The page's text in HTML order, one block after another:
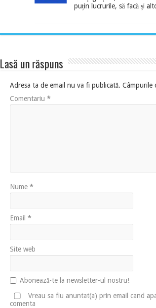
puțin lucrurile, să facă și
Lasă un răspuns
Adresa ta de email nu va fi publicată. Câmpurile
Comentariu *
Nume *
Email *
Site web
Abonează-te la newsletter-ul nostru!
Vreau sa fiu anuntat(a) prin email cand
comenta